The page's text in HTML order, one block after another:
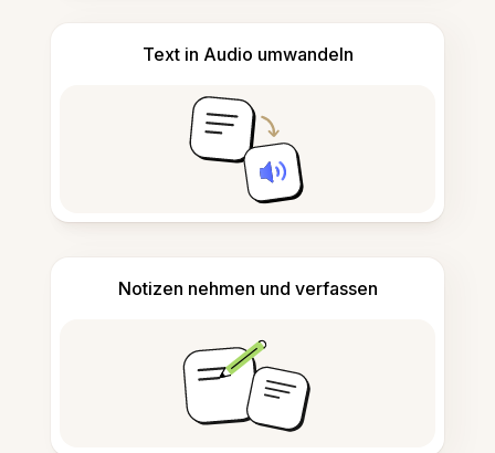
Text in Audio umwandeln
Notizen nehmen und verfassen